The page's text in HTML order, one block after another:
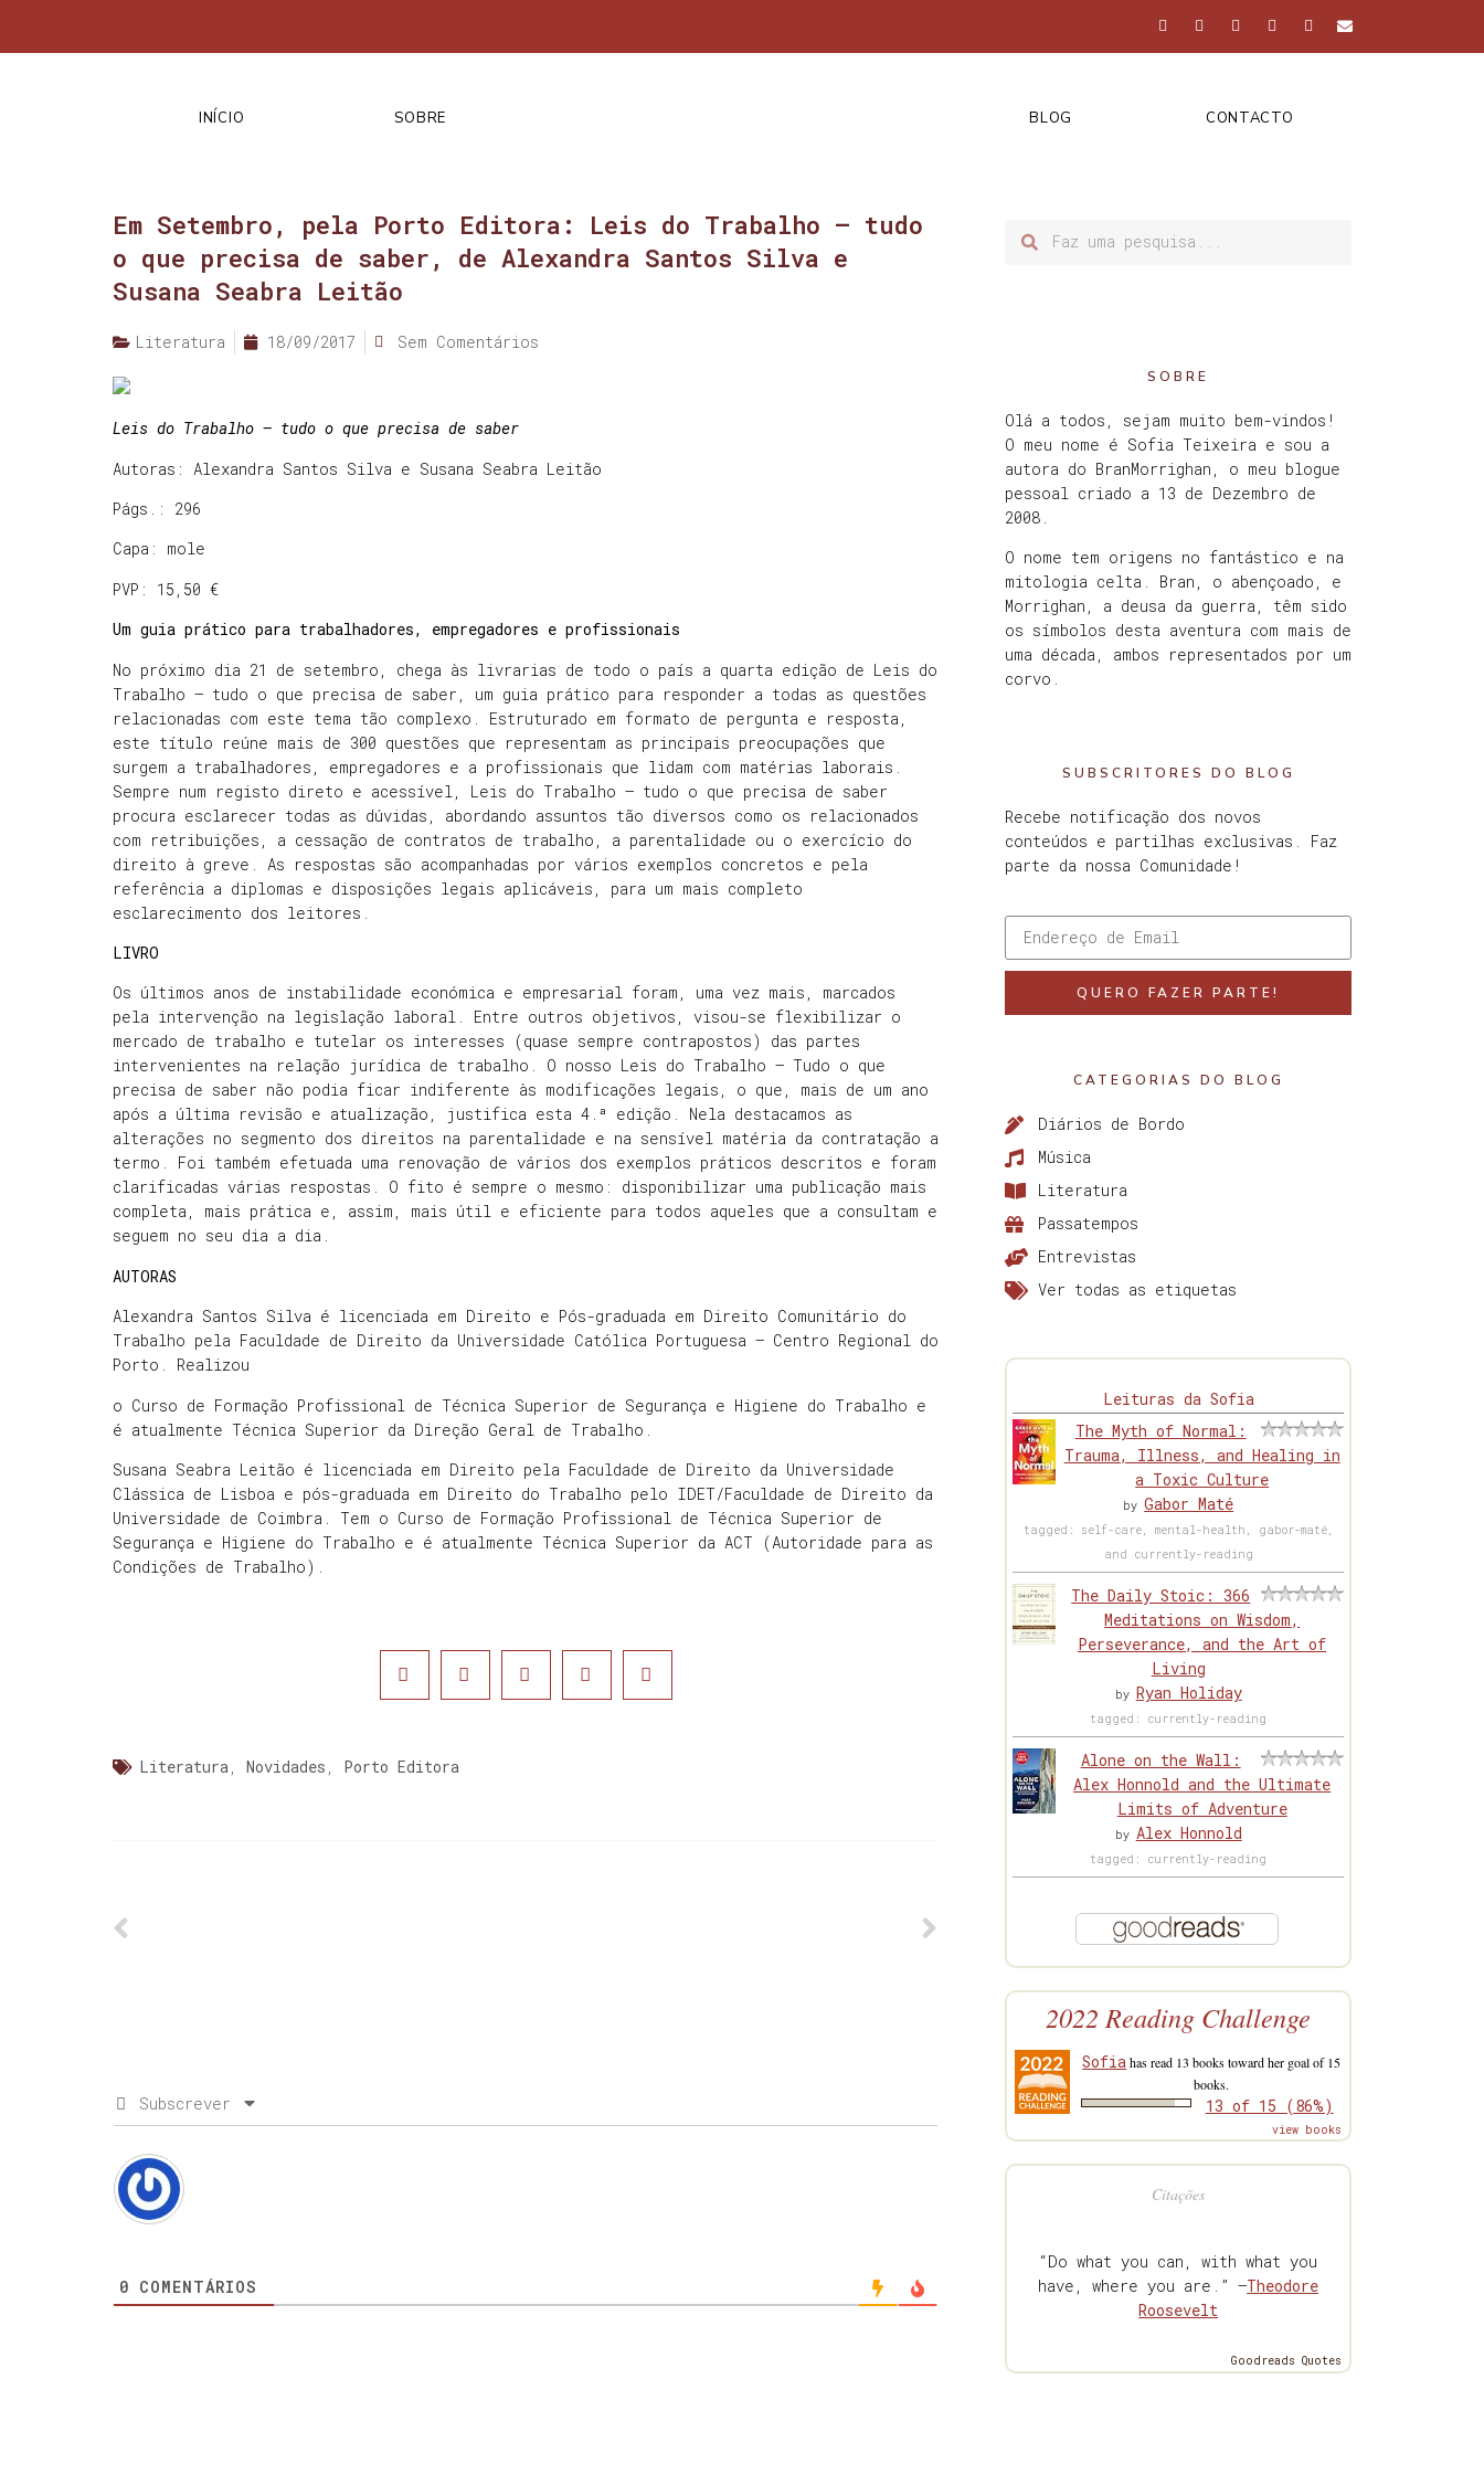
INÍCIO SOBRE BLOG CONTACTO
Em Setembro, pela Porto Editora: Leis do Trabalho – tudo
o que precisa de saber, de Alexandra Santos Silva e
Susana Seabra Leitão
Literatura 18/09/2017 Sem Comentários
Leis do Trabalho – tudo o que precisa de saber
Autoras: Alexandra Santos Silva e Susana Seabra Leitão
Págs.: 296
Capa: mole
PVP: 15,50 €
Um guia prático para trabalhadores, empregadores e profissionais
No próximo dia 21 de setembro, chega às livrarias de todo o país a quarta edição de Leis do
Trabalho – tudo o que precisa de saber, um guia prático para responder a todas as questões
relacionadas com este tema tão complexo. Estruturado em formato de pergunta e resposta,
este título reúne mais de 300 questões que representam as principais preocupações que
surgem a trabalhadores, empregadores e a profissionais que lidam com matérias laborais.
Sempre num registo direto e acessível, Leis do Trabalho – tudo o que precisa de saber
procura esclarecer todas as dúvidas, abordando assuntos tão diversos como os relacionados
com retribuições, a cessação de contratos de trabalho, a parentalidade ou o exercício do
direito à greve. As respostas são acompanhadas por vários exemplos concretos e pela
referência a diplomas e disposições legais aplicáveis, para um mais completo
esclarecimento dos leitores.
LIVRO
Os últimos anos de instabilidade económica e empresarial foram, uma vez mais, marcados
pela intervenção na legislação laboral. Entre outros objetivos, visou-se flexibilizar o
mercado de trabalho e tutelar os interesses (quase sempre contrapostos) das partes
intervenientes na relação jurídica de trabalho. O nosso Leis do Trabalho – Tudo o que
precisa de saber não podia ficar indiferente às modificações legais, o que, mais de um ano
após a última revisão e atualização, justifica esta 4.ª edição. Nela destacamos as
alterações no segmento dos direitos na parentalidade e na sensível matéria da contratação a
termo. Foi também efetuada uma renovação de vários dos exemplos práticos descritos e foram
clarificadas várias respostas. O fito é sempre o mesmo: disponibilizar uma publicação mais
completa, mais prática e, assim, mais útil e eficiente para todos aqueles que a consultam e
seguem no seu dia a dia.
AUTORAS
Alexandra Santos Silva é licenciada em Direito e Pós-graduada em Direito Comunitário do
Trabalho pela Faculdade de Direito da Universidade Católica Portuguesa – Centro Regional do
Porto. Realizou
o Curso de Formação Profissional de Técnica Superior de Segurança e Higiene do Trabalho e
é atualmente Técnica Superior da Direção Geral de Trabalho.
Susana Seabra Leitão é licenciada em Direito pela Faculdade de Direito da Universidade
Clássica de Lisboa e pós-graduada em Direito do Trabalho pelo IDET/Faculdade de Direito da
Universidade de Coimbra. Tem o Curso de Formação Profissional de Técnica Superior de
Segurança e Higiene do Trabalho e é atualmente Técnica Superior da ACT (Autoridade para as
Condições de Trabalho).
Literatura, Novidades , Porto Editora
Subscrever
0 COMENTÁRIOS
SOBRE
Olá a todos, sejam muito bem-vindos!
O meu nome é Sofia Teixeira e sou a
autora do BranMorrighan, o meu blogue
pessoal criado a 13 de Dezembro de
2008.
O nome tem origens no fantástico e na
mitologia celta. Bran, o abençoado, e
Morrighan, a deusa da guerra, têm sido
os símbolos desta aventura com mais de
uma década, ambos representados por um
corvo.
SUBSCRITORES DO BLOG
Recebe notificação dos novos
conteúdos e partilhas exclusivas. Faz
parte da nossa Comunidade!
QUERO FAZER PARTE!
CATEGORIAS DO BLOG
Diários de Bordo
Música
Literatura
Passatempos
Entrevistas
Ver todas as etiquetas
Leituras da Sofia
The Myth of Normal:
Trauma, Illness, and Healing in
a Toxic Culture
byGabor Maté
tagged: self-care, mental-health, gabor-maté,
and currently-reading
The Daily Stoic: 366
Meditations on Wisdom,
Perseverance, and the Art of
Living
by Ryan Holiday
tagged: currently-reading
Alone on the Wall:
Alex Honnold and the Ultimate
Limits of Adventure
by Alex Honnold
tagged: currently-reading
2022 Reading Challenge
Sofiahas read 13 books toward her goal of 15
books.
13 of 15 (86%)
view books
Citações
“Do what you can, with what you
have, where you are.” —Theodore
Roosevelt
Goodreads Quotes